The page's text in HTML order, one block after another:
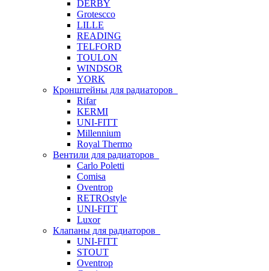
DERBY
Grotescco
LILLE
READING
TELFORD
TOULON
WINDSOR
YORK
Кронштейны для радиаторов
Rifar
KERMI
UNI-FITT
Millennium
Royal Thermo
Вентили для радиаторов
Carlo Poletti
Comisa
Oventrop
RETROstyle
UNI-FITT
Luxor
Клапаны для радиаторов
UNI-FITT
STOUT
Oventrop